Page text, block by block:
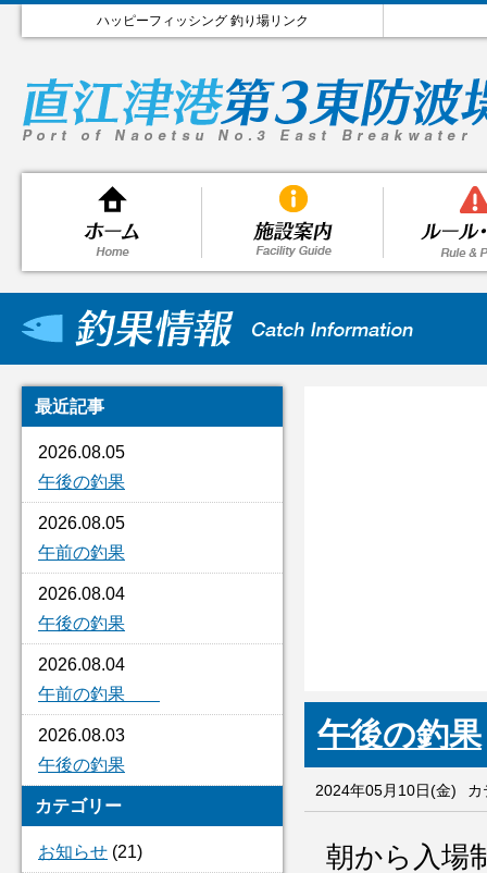
ハッピーフィッシング 釣り場リンク
最近記事
2026.08.05
午後の釣果
2026.08.05
午前の釣果
2026.08.04
午後の釣果
2026.08.04
午前の釣果
2026.08.03
午後の釣果
カテゴリー
お知らせ (21)
午後の釣果
2024年05月10日(金) カ
朝から入場